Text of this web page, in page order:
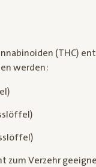
(THC)
werden:
zum Verzehr